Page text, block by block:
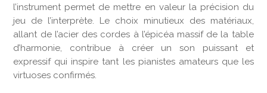
l’instrument permet de mettre en valeur la précision du
jeu de l’interprète. Le choix minutieux des matériaux,
allant de l’acier des cordes à l’épicéa massif de la table
d’harmonie, contribue à créer un son puissant et
expressif qui inspire tant les pianistes amateurs que les
virtuoses confirmés.